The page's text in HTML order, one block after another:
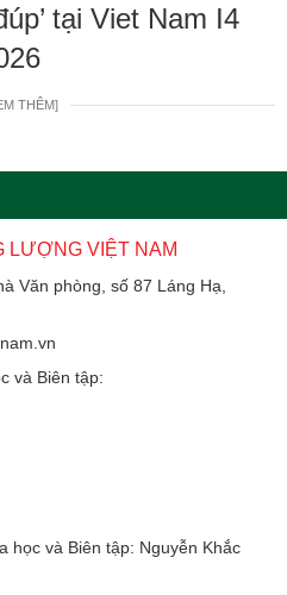
tại Viet Nam I4
THÊM]
LƯỢNG VIỆT NAM
Văn phòng, số 87 Láng Hạ,
và Biên tập:
học và Biên tập: Nguyễn Khắc